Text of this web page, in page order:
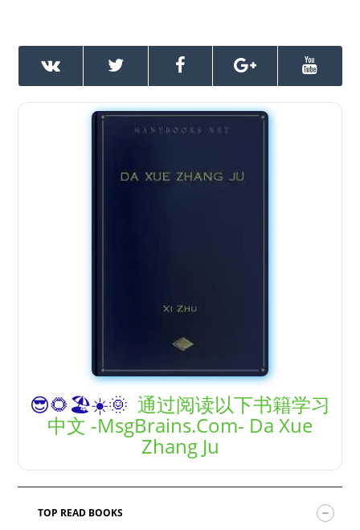
😎🌻🏖️☀️🌞 通过阅读以下书籍学习
中文 -MsgBrains.Com- Da Xue
Zhang Ju
TOP READ BOOKS